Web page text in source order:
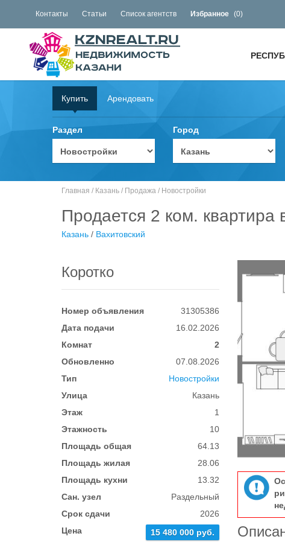
Контакты Статьи Список агентств Избранное (0)
Купить Арендовать
Раздел Город
Главная / Казань / Продажа / Новостройки
Продается 2 ком. квартира
Казань / Вахитовский
Коротко
Номер объявления
31305386
Дата подачи
16.02.2026
Комнат
2
Обновленно
07.08.2026
Тип
Новостройки
Улица
Казань
Этаж
1
Этажность
10
Площадь общая
64.13
Площадь жилая
28.06
Площадь кухни
13.32
Сан. узел
Раздельный
Срок сдачи
2026
Цена
15 480 000 руб.